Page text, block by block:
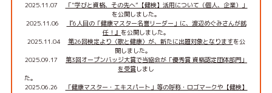
2025.11.07
「"学びと資格、その先へ”【健検】活用について（個人、企業）」
を公開しました。
2025.11.06
『6人目の「健康マスター名誉リーダー」に、渡辺めぐみさんが就
任！』 を公開しました。
2025.11.04
第26回検定より〈歌と健康〉が、新たに出題対象となりますを公
開しました。
2025.09.17 第3回オープンバッジ大賞で当協会が「優秀賞 資格認定団体部門」
を受賞しまし
た
2025.06.26
「健康マスター・エキスパート」等の呼称・ロゴマークや【健検】